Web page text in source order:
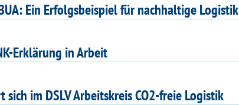
Ein Erfolgsbeispiel für nachhaltige Logistik
Erklärung in Arbeit
im DSLV Arbeitskreis CO2-freie Logistik